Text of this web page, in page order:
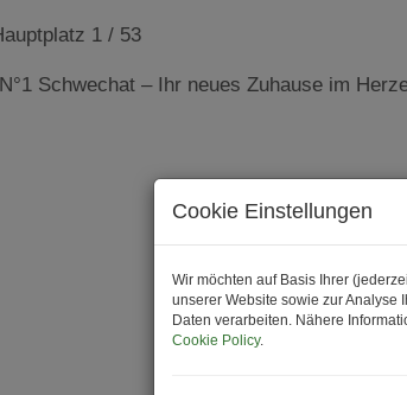
1 / 53
Cookie Einstellungen
Wir möchten auf Basis Ihrer
unserer Website sowie zur Analyse
Daten verarbeiten. Nähere
Cookie Policy.